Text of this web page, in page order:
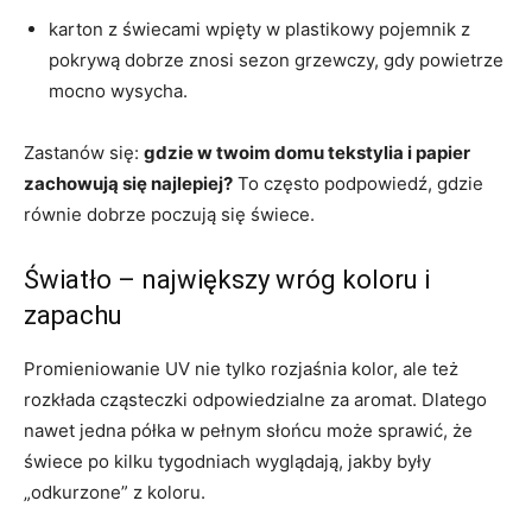
karton z świecami wpięty w plastikowy pojemnik z
pokrywą dobrze znosi sezon grzewczy, gdy powietrze
mocno wysycha.
Zastanów się: gdzie w twoim domu tekstylia i papier
zachowują się najlepiej? To często podpowiedź, gdzie
równie dobrze poczują się świece.
Światło – największy wróg koloru i
zapachu
Promieniowanie UV nie tylko rozjaśnia kolor, ale też
rozkłada cząsteczki odpowiedzialne za aromat. Dlatego
nawet jedna półka w pełnym słońcu może sprawić, że
świece po kilku tygodniach wyglądają, jakby były
„odkurzone” z koloru.